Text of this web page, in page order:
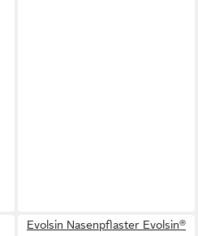
Evolsin Nasenpflaster Evolsin®